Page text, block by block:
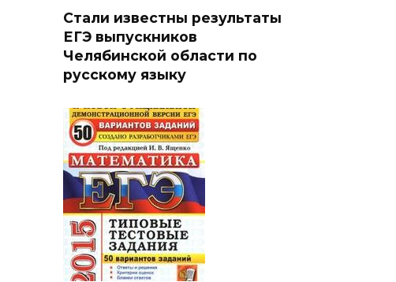
Стали известны результаты
ЕГЭ выпускников
Челябинской области по
русскому языку